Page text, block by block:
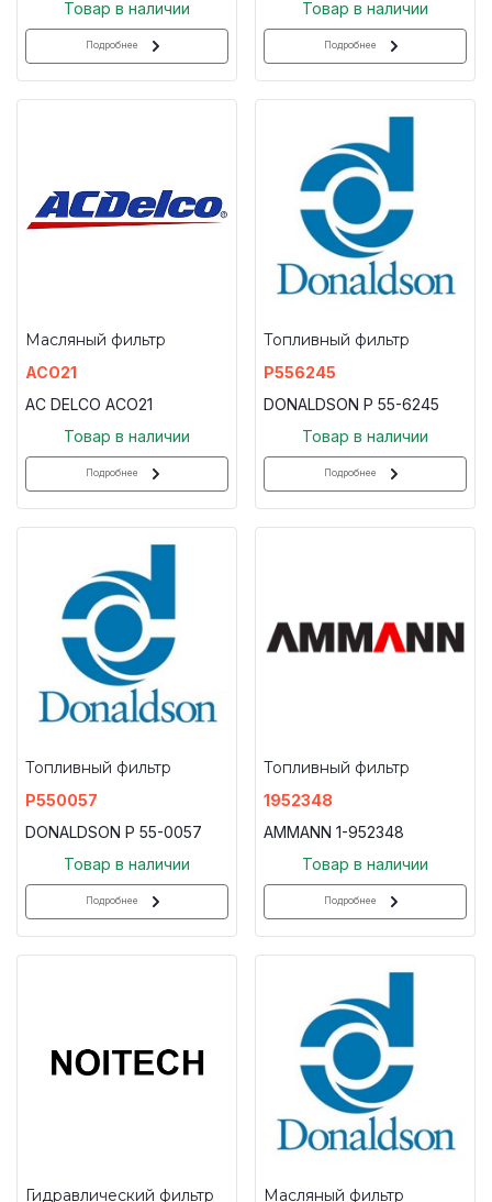
Товар в наличии
Подробнее
Товар в наличии
Подробнее
Масляный фильтр
ACO21
AC DELCO ACO21
Товар в наличии
Подробнее
Топливный фильтр
P556245
DONALDSON P 55-6245
Товар в наличии
Подробнее
Топливный фильтр
P550057
DONALDSON P 55-0057
Товар в наличии
Подробнее
Топливный фильтр
1952348
AMMANN 1-952348
Товар в наличии
Подробнее
Гидравлический фильтр Масляный фильтр